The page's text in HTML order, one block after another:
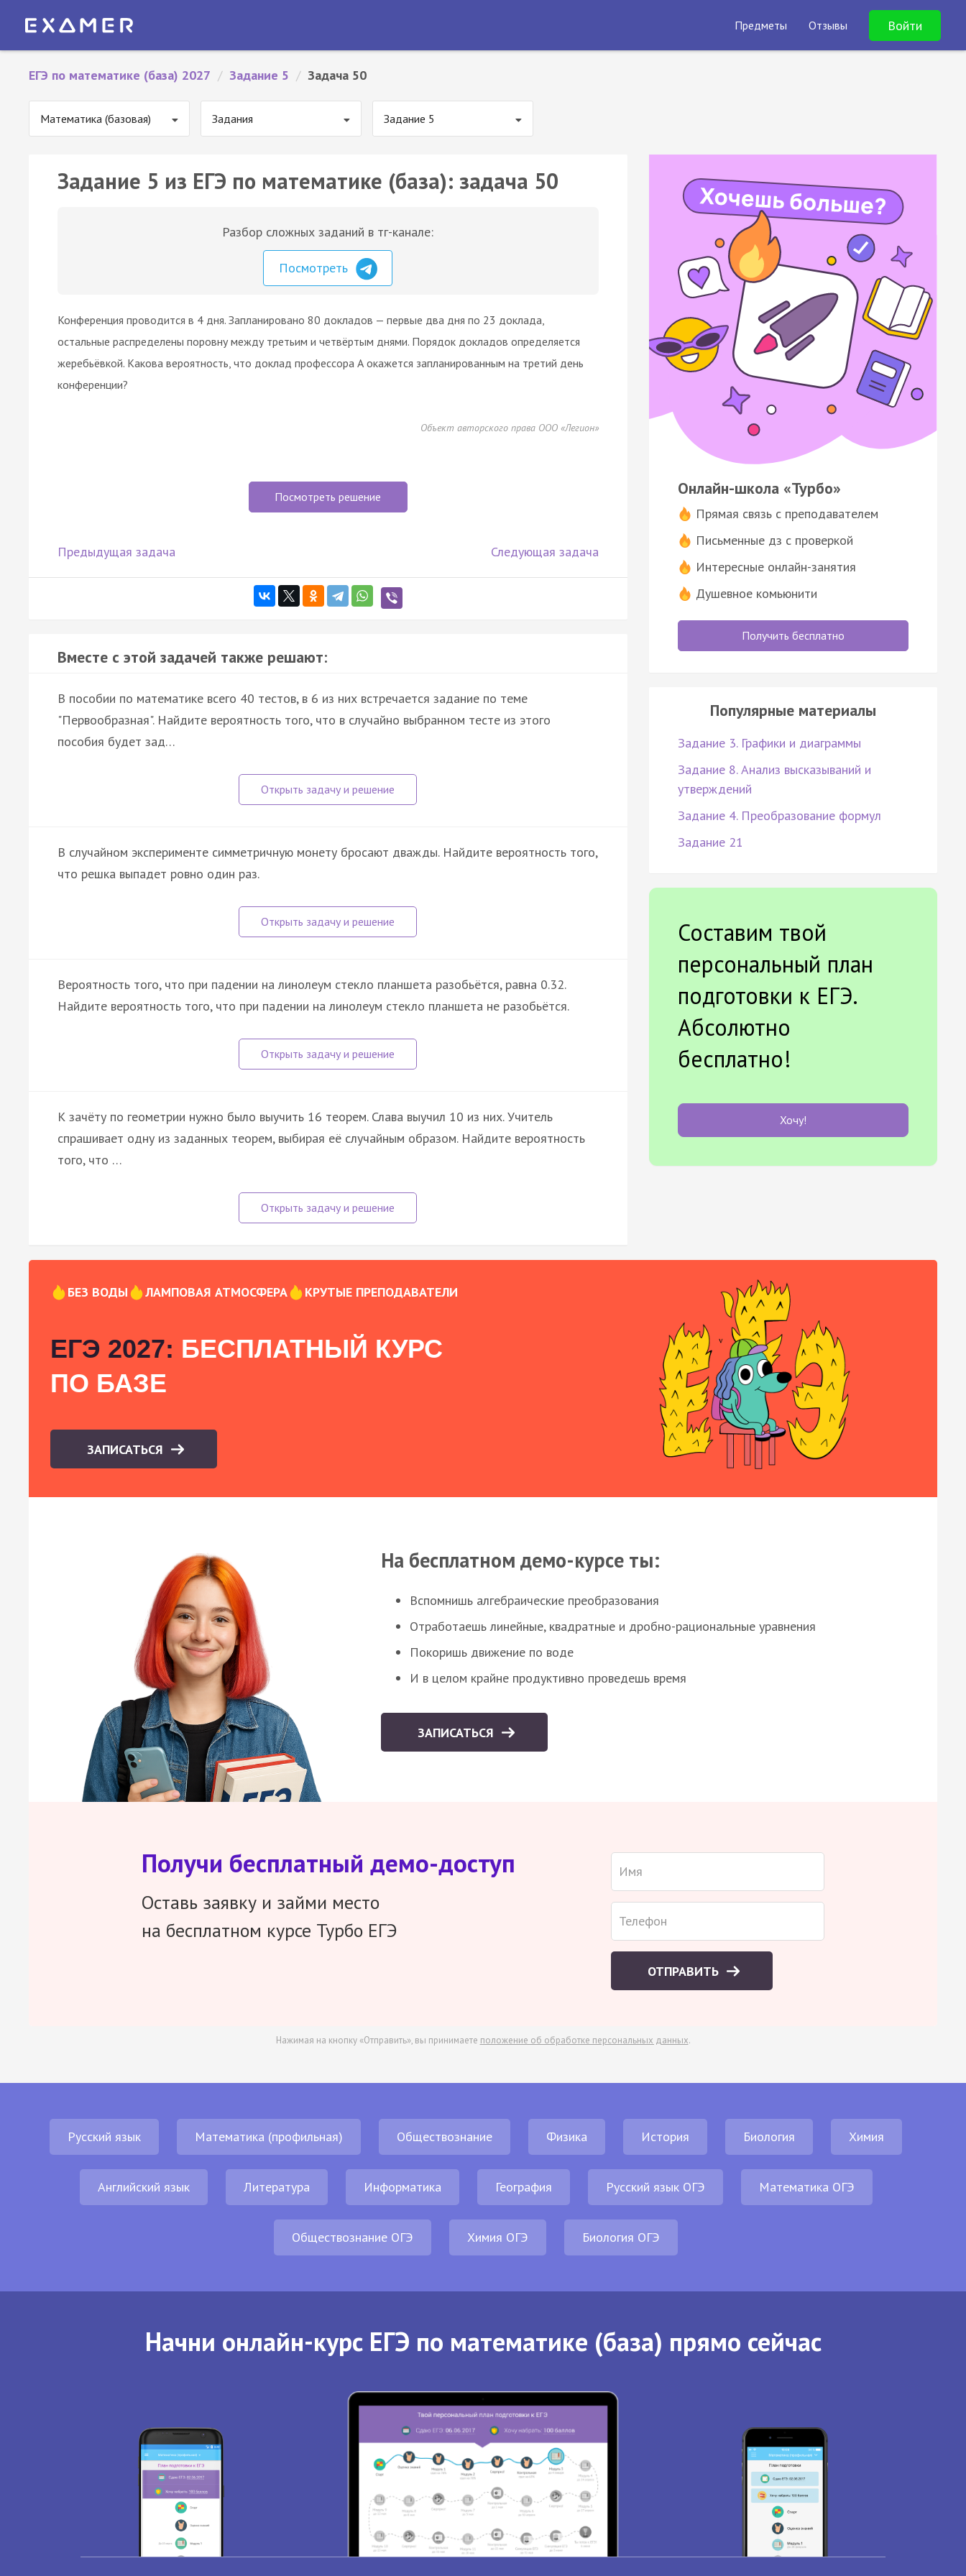
Предметы Отзывы Войти
ЕГЭ по математике (база) 2027 / Задание 5 / Задача 50
Математика (базовая) Задания Задание 5
Задание 5 из ЕГЭ по математике (база): задача 50
Разбор сложных заданий в тг-канале:
Посмотреть
Конференция проводится в 4 дня. Запланировано 80 докладов — первые два дня по 23 доклада,
остальные распределены поровну между третьим и четвёртым днями. Порядок докладов определяется
жеребьёвкой. Какова вероятность, что доклад профессора А окажется запланированным на третий день
конференции?
Объект авторского права ООО «Легион»
Посмотреть решение
Предыдущая задача Следующая задача
Вместе с этой задачей также решают:
В пособии по математике всего 40 тестов, в 6 из них встречается задание по теме
"Первообразная". Найдите вероятность того, что в случайно выбранном тесте из этого
пособия будет зад…
В случайном эксперименте симметричную монету бросают дважды. Найдите вероятность того,
что решка выпадет ровно один раз.
Вероятность того, что при падении на линолеум стекло планшета разобьётся, равна 0.32.
Найдите вероятность того, что при падении на линолеум стекло планшета не разобьётся.
К зачёту по геометрии нужно было выучить 16 теорем. Слава выучил 10 из них. Учитель
спрашивает одну из заданных теорем, выбирая её случайным образом. Найдите вероятность
того, что …
Онлайн-школа «Турбо»
Прямая связь с преподавателем
Письменные дз с проверкой
Интересные онлайн-занятия
Душевное комьюнити
Получить бесплатно
Популярные материалы
Задание 3. Графики и диаграммы
Задание 8. Анализ высказываний и
утверждений
Задание 4. Преобразование формул
Задание 21
Составим твой
персональный план
подготовки к ЕГЭ.
Абсолютно
бесплатно!
Хочу!
БЕЗ ВОДЫ ЛАМПОВАЯ АТМОСФЕРА КРУТЫЕ ПРЕПОДАВАТЕЛИ
ЕГЭ 2027: БЕСПЛАТНЫЙ КУРС
ПО БАЗЕ
ЗАПИСАТЬСЯ
На бесплатном демо-курсе ты:
Вспомнишь алгебраические преобразования
Отработаешь линейные, квадратные и дробно-рациональные уравнения
Покоришь движение по воде
И в целом крайне продуктивно проведешь время
ЗАПИСАТЬСЯ
Получи бесплатный демо-доступ
Оставь заявку и займи место
на бесплатном курсе Турбо ЕГЭ
ОТПРАВИТЬ
Нажимая на кнопку «Отправить», вы принимаете положение об обработке персональных данных.
Русский язык Математика (профильная) Обществознание Физика История Биология Химия
Английский язык Литература Информатика География Русский язык ОГЭ Математика ОГЭ
Обществознание ОГЭ Химия ОГЭ Биология ОГЭ
Начни онлайн-курс ЕГЭ по математике (база) прямо сейчас